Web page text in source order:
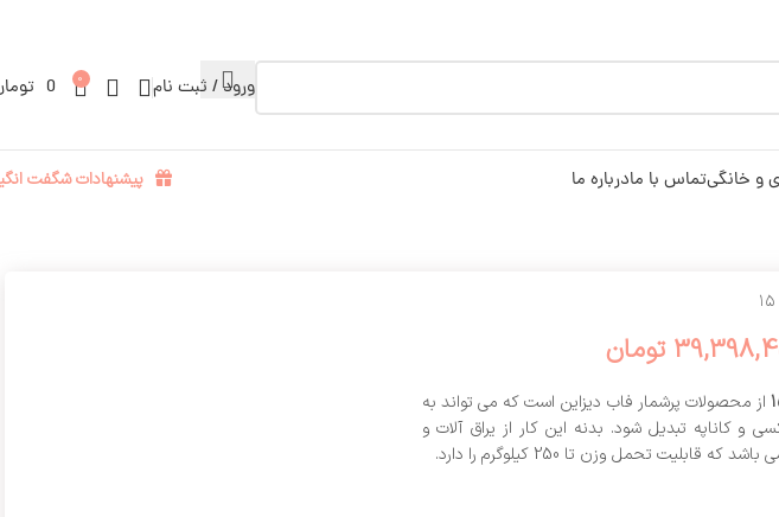
ورود / ثبت نام 0
0
و خانگیتماس با مادرباره ما
پیشنهادات شگفت
تومان
از محصولات پرشمار فاب دیزاین است که می تواند به
و کاناپه تبدیل شود. بدنه این کار از یراق آلات و
تحمل وزن تا 250 کیلوگرم را دارد.